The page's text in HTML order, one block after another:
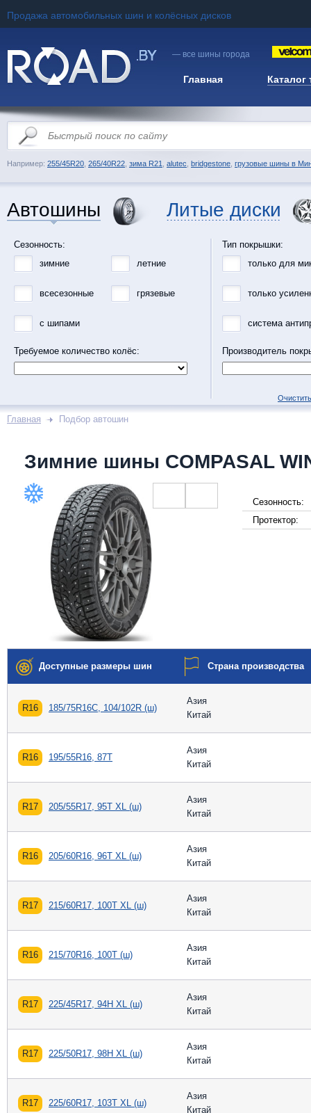
Продажа автомобильных шин и колёсных дисков
— все шины города
Главная Каталог
Например: 255/45R20 265/40R22 зима R21 alutec bridgestone грузовые шины в
Автошины Литые диски
Сезонность:
зимние
летние
всесезонные грязевые
с шипами
Требуемое количество колёс:
Тип покрышки:
только для
только
система
Производитель
Главная Подбор автошин
Зимние шины COMPASAL
Сезонность:
Протектор:
Доступные размеры шин Страна производства
R16 185/75R16C, 104/102R (ш)
Азия
Китай
R16 195/55R16, 87T
Азия
Китай
R17 205/55R17, 95T XL (ш)
Азия
Китай
R16 205/60R16, 96T XL (ш)
Азия
Китай
R17 215/60R17, 100T XL (ш)
Азия
Китай
R16 215/70R16, 100T (ш)
Азия
Китай
R17 225/45R17, 94H XL (ш)
Азия
Китай
R17 225/50R17, 98H XL (ш)
Азия
Китай
R17 225/60R17, 103T XL (ш)
Азия
Китай